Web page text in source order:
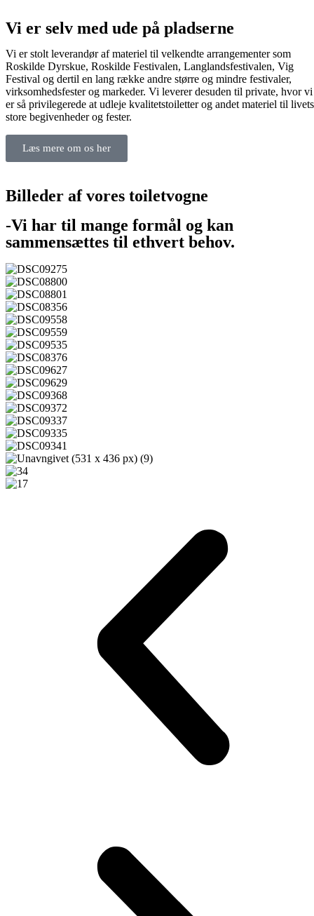
Vi er selv med ude på pladserne
Vi er stolt leverandør af materiel til velkendte arrangementer som
Roskilde Dyrskue, Roskilde Festivalen, Langlandsfestivalen, Vig
Festival og dertil en lang række andre større og mindre festivaler,
virksomhedsfester og markeder. Vi leverer desuden til private, hvor vi
er så privilegerede at udleje kvalitetstoiletter og andet materiel til livets
store begivenheder og fester.
Læs mere om os her
Billeder af vores toiletvogne
-Vi har til mange formål og kan
sammensættes til ethvert behov.